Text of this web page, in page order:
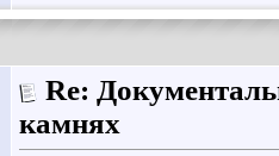
Re:
камнях